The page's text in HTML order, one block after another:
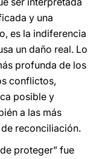
y una
es la indiferencia
un daño real. Lo
profunda de los
conflictos,
posible y
a las más
reconciliación.
proteger” fue